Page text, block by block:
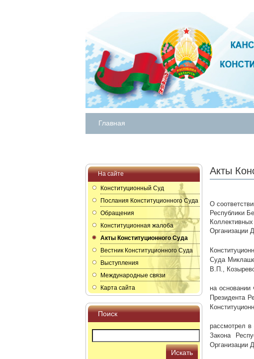
Главная
На сайте
Конституционный Суд
Послания Конституционного Суда
Обращения
Конституционная жалоба
Акты Конституционного Суда
Вестник Конституционного Суда
Выступления
Международные связи
Карта сайта
Поиск
Искать
Акты
О
Республики
Организации
Суда
В.П.,
на основании
Президента
рассмотрел в
Закона
Организации